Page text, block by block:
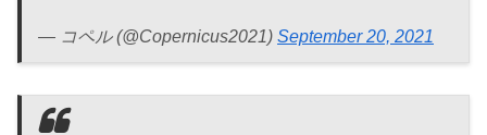
— コペル (@Copernicus2021) September 20, 2021